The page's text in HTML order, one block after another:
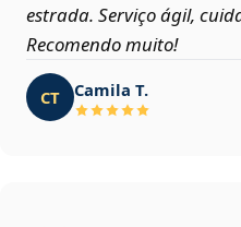
estrada. Serviço ágil,
Recomendo muito!
CT Camila T.